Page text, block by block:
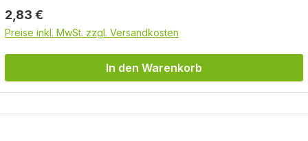
Regulärer Preis:
2,83 €
Preise inkl. MwSt. zzgl. Versandkosten
In den Warenkorb